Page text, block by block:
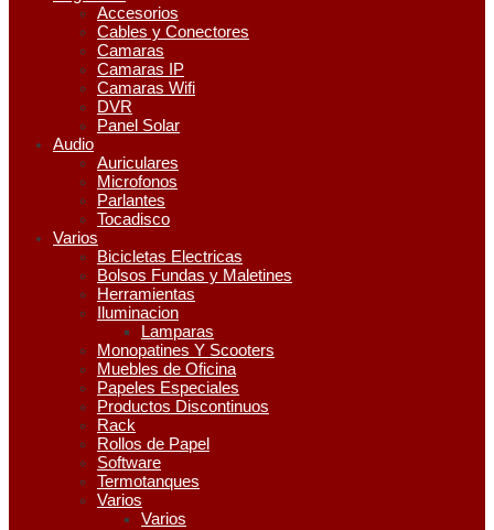
Accesorios
Cables y Conectores
Camaras
Camaras IP
Camaras Wifi
DVR
Panel Solar
Audio
Auriculares
Microfonos
Parlantes
Tocadisco
Varios
Bicicletas Electricas
Bolsos Fundas y Maletines
Herramientas
Iluminacion
Lamparas
Monopatines Y Scooters
Muebles de Oficina
Papeles Especiales
Productos Discontinuos
Rack
Rollos de Papel
Software
Termotanques
Varios
Varios